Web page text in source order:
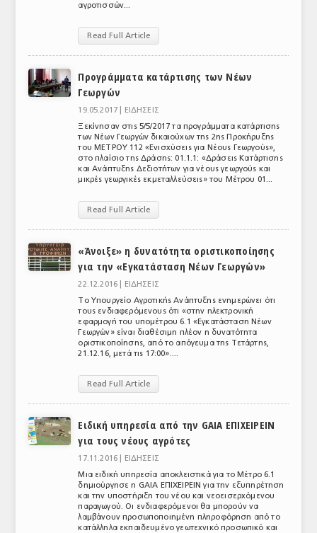
αγροτισσών...
Read Full Article
Προγράμματα κατάρτισης των Νέων
Γεωργών
19.05.2017 |
ΕΙΔΗΣΕΙΣ
Ξεκίνησαν στις 5/5/2017 τα προγράμματα κατάρτισης
των Νέων Γεωργών δικαιούχων της 2ης Προκήρυξης
του ΜΕΤΡΟΥ 112 «Ενισχύσεις για Νέους Γεωργούς»,
στο πλαίσιο της Δράσης: 01.1.1: «Δράσεις Κατάρτισης
και Ανάπτυξης Δεξιοτήτων για νέους γεωργούς και
μικρές γεωργικές εκμεταλλεύσεις» του Μέτρου 01...
Read Full Article
«Άνοιξε» η δυνατότητα οριστικοποίησης
για την «Εγκατάσταση Νέων Γεωργών»
22.12.2016 |
ΕΙΔΗΣΕΙΣ
Το Υπουργείο Αγροτικής Ανάπτυξης ενημερώνει ότι
τους ενδιαφερόμενους ότι «στην ηλεκτρονική
εφαρμογή του υπομέτρου 6.1 «Εγκατάσταση Νέων
Γεωργών» είναι διαθέσιμη πλέον η δυνατότητα
οριστικοποίησης, από το απόγευμα της Τετάρτης,
21.12.16, μετά τις 17:00»....
Read Full Article
Ειδική υπηρεσία από την GAIA ΕΠΙΧΕΙΡΕΙΝ
για τους νέους αγρότες
17.11.2016 |
ΕΙΔΗΣΕΙΣ
Μια ειδική υπηρεσία αποκλειστικά για το Μέτρο 6.1
δημιούργησε η GAIA ΕΠΙΧΕΙΡΕΙΝ για την εξυπηρέτηση
και την υποστήριξη του νέου και νεοεισερχόμενου
παραγωγού. Οι ενδιαφερόμενοι θα μπορούν να
λαμβάνουν προσωποποιημένη πληροφόρηση από το
κατάλληλα εκπαιδευμένο γεωτεχνικό προσωπικό και